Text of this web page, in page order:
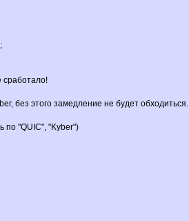
сработало!
без этого замедление не будет обходиться.
по "QUIC", "Kyber")